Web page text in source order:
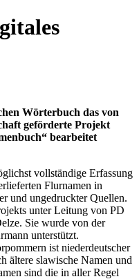
Wörterbuch das von
geförderte Projekt
bearbeitet
vollständige Erfassung
Flurnamen in
und ungedruckter Quellen.
unter Leitung von PD
Sie wurde von der
unterstützt.
ist niederdeutscher
ältere slawische Namen und
sind die in aller Regel